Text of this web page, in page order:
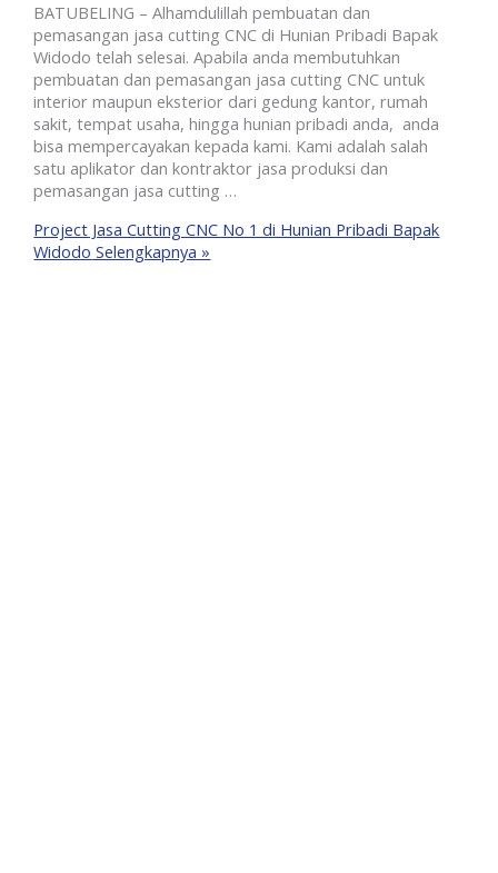
BATUBELING – Alhamdulillah pembuatan dan
pemasangan jasa cutting CNC di Hunian Pribadi Bapak
Widodo telah selesai. Apabila anda membutuhkan
pembuatan dan pemasangan jasa cutting CNC untuk
interior maupun eksterior dari gedung kantor, rumah
sakit, tempat usaha, hingga hunian pribadi anda, anda
bisa mempercayakan kepada kami. Kami adalah salah
satu aplikator dan kontraktor jasa produksi dan
pemasangan jasa cutting …
Project Jasa Cutting CNC No 1 di Hunian Pribadi Bapak
Widodo Selengkapnya »